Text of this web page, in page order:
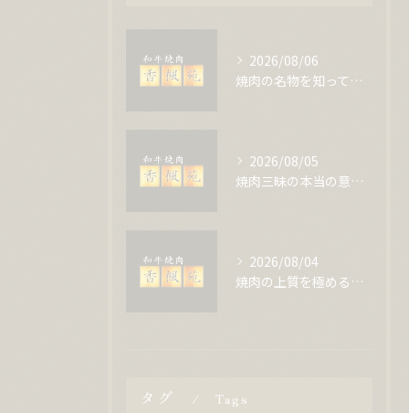
2026/08/06
焼肉の名物を知って注文に迷わないためのおすすめ部位徹底解説
2026/08/05
焼肉三昧の本当の意味と魅力を徹底解説し評判や予約事情も深掘り
2026/08/04
焼肉の上質を極める選び方と本当に満足できる理由を徹底解説
タグ Tags